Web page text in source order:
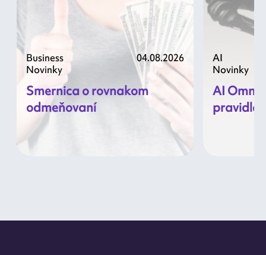
Business
Novinky
04.08.2026
Smernica o rovnakom
odmeňovaní
AI
Novinky
AI
pravidlá